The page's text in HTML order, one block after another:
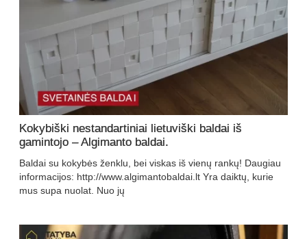
Kokybiški nestandartiniai lietuviški baldai iš
gamintojo – Algimanto baldai.
Baldai su kokybės ženklu, bei viskas iš vienų rankų! Daugiau
informacijos: http://www.algimantobaldai.lt Yra daiktų, kurie
mus supa nuolat. Nuo jų